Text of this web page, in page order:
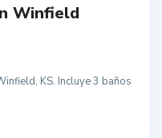
Winfield
KS. Incluye 3 baños